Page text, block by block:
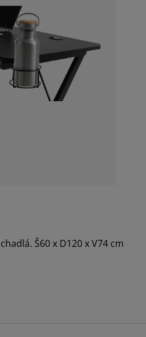
Š60 x D120 x V74 cm